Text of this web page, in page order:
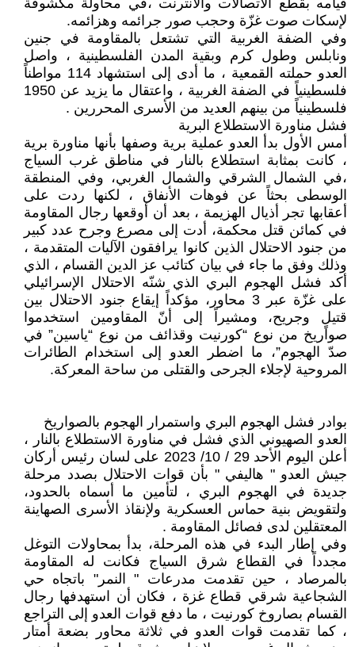
قيامه بقطع الاتصالات والانترنت ،في محاولة مكشوفة
لإسكات صوت غزّة وحجب صور جرائمه وهزائمه.
وفي الضفة الغربية التي تشتعل بالمقاومة في جنين
ونابلس وطول كرم وبقية المدن الفلسطينية ، واصل
العدو حملته القمعية ، ما أدى إلى استشهاد 114 مواطناً
فلسطينياً في الضفة الغربية ، واعتقال ما يزيد عن 1950
فلسطينياً من بينهم العديد من الأسرى المحررين .
فشل مناورة الاستطلاع البرية
أمس الأول بدأ العدو عملية برية وصفها بأنها مناورة برية
، كانت بمثابة استطلاع بالنار في مناطق غرب السياج
،في الشمال الشرقي والشمال الغربي، وفي المنطقة
الوسطى بحثاً عن فوهات الأنفاق ، لكنها ردت على
أعقابها تجر أذيال الهزيمة ، بعد أن أوقعها رجال المقاومة
في كمائن قتل محكمة، أدت إلى مصرع وجرح عدد كبير
من جنود الاحتلال الذين كانوا يرافقون الآليات المتقدمة ،
وذلك وفق ما جاء في بيان كتائب عز الدين القسام ، الذي
أكد فشل الهجوم البري الذي شنّه الاحتلال الإسرائيلي
على غزّة عبر 3 محاور، مؤكداً إيقاع جنود الاحتلال بين
قتيلٍ وجريح، ومشيراً إلى أنّ المقاومين استخدموا
صواريخ من نوع “كورنيت وقذائف من نوع “ياسين” في
صدّ الهجوم”، ما اضطر العدو إلى استخدام الطائرات
المروحية لإجلاء الجرحى والقتلى من ساحة المعركة.
بوادر فشل الهجوم البري واستمرار الهجوم بالصواريخ
العدو الصهيوني الذي فشل في مناورة الاستطلاع بالنار ،
أعلن اليوم الأحد 29 / 10/ 2023 على لسان رئيس أركان
جيش العدو " هاليفي " بأن قوات الاحتلال بصدد مرحلة
جديدة في الهجوم البري ، لتأمين ما أسماه بالحدود،
ولتقويض بنية حماس العسكرية ولإنقاذ الأسرى الصهاينة
المعتقلين لدى فصائل المقاومة .
وفي إطار البدء في هذه المرحلة، بدأ بمحاولات التوغل
مجدداً في القطاع شرق السياج فكانت له المقاومة
بالمرصاد ، حين تقدمت مدرعات " النمر" باتجاه حي
الشجاعية شرقي قطاع غزة ، فكان أن استهدفها رجال
القسام بصاروخ كورنيت ، ما دفع قوات العدو إلى التراجع
، كما تقدمت قوات العدو في ثلاثة محاور بضعة أمتار